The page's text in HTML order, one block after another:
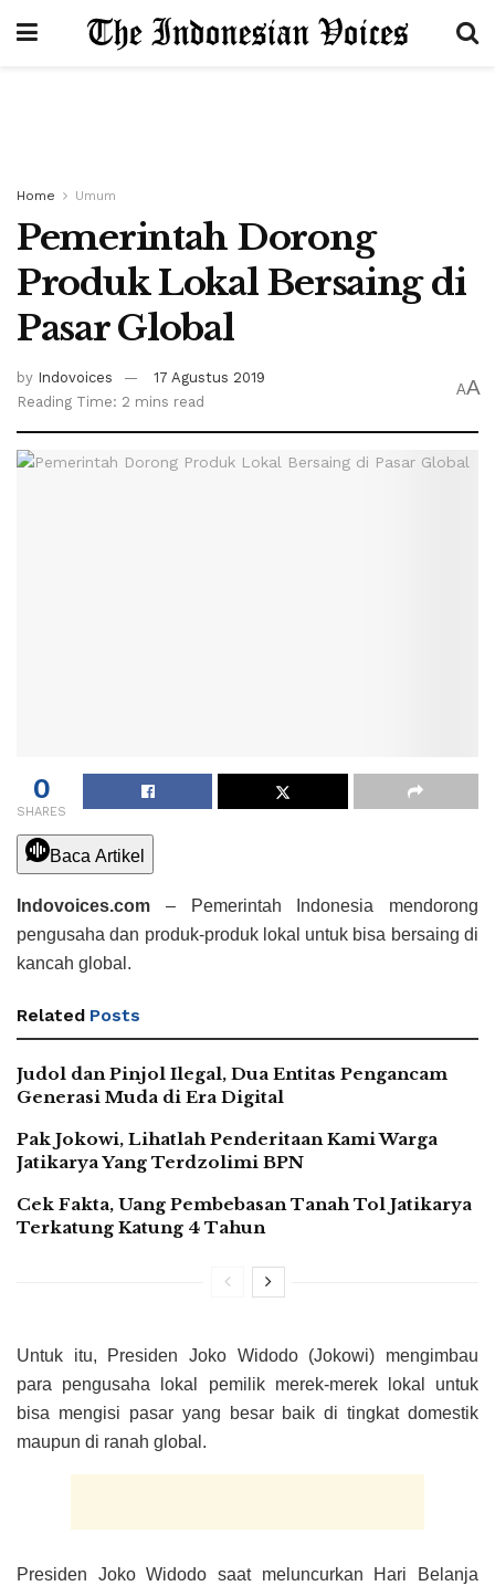
Home Umum
Pemerintah Dorong
Produk Lokal Bersaing di
Pasar Global
by Indovoices
17 Agustus 2019
Reading Time: 2 mins read
AA
0
SHARES
Baca Artikel
Indovoices.com – Pemerintah Indonesia mendorong
pengusaha dan produk-produk lokal untuk bisa bersaing di
kancah global.
Related Posts
Judol dan Pinjol Ilegal, Dua Entitas Pengancam
Generasi Muda di Era Digital
Pak Jokowi, Lihatlah Penderitaan Kami Warga
Jatikarya Yang Terdzolimi BPN
Cek Fakta, Uang Pembebasan Tanah Tol Jatikarya
Terkatung Katung 4 Tahun
Untuk itu, Presiden Joko Widodo (Jokowi) mengimbau
para pengusaha lokal pemilik merek-merek lokal untuk
bisa mengisi pasar yang besar baik di tingkat domestik
maupun di ranah global.
Presiden Joko Widodo saat meluncurkan Hari Belanja